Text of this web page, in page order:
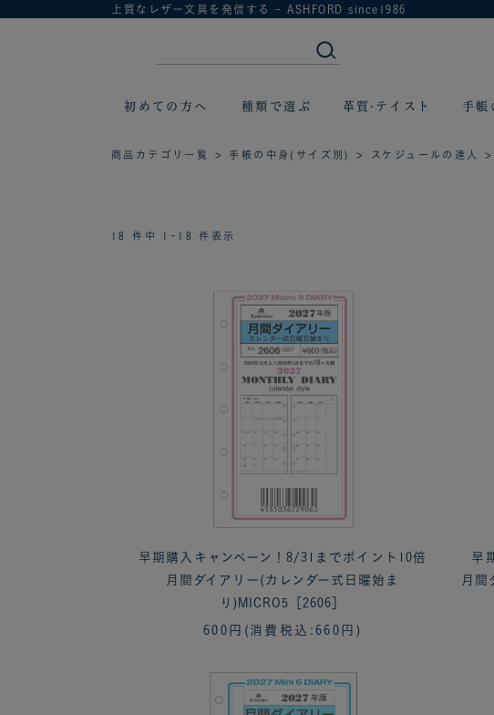
上質なレザー文具を発信する - ASHFORD since1986
初めての方へ 種類で選ぶ 革質·テイスト 手帳
商品カテゴリ一覧 > 手帳の中身(サイズ別) > スケジュールの達人 >
18 件中 1-18 件表示
早期購入キャンペーン！8/31までポイント10倍
月間ダイアリー(カレンダー式日曜始ま
り)MICRO5［2606］
600円 (消費税込:660円)
早
月間